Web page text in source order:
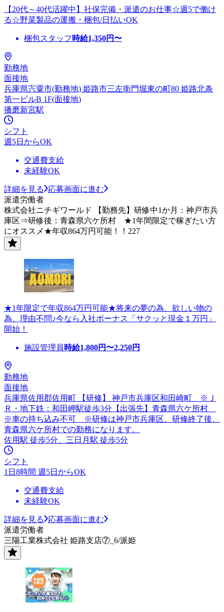
【20代～40代活躍中】社保完備・派遣のお仕事☆週5で働け
る☆野菜製品の運搬・梱包/日払いOK
梱包スタッフ 時給1,350円〜
勤務地
面接地
兵庫県宍粟市(勤務地) 姫路市三左衛門堀東の町80 姫路北条
第一ビルB 1F(面接地)
播磨新宮駅
シフト
週5日からOK
交通費支給
未経験OK
詳細を見る
応募画面に進む
派遣労働者
株式会社ニチギワールド 【勤務先】研修中1か月：神戸市兵
庫区⇒研修後：青森県六ケ所村 ★1年間限定で稼ぎたい方
にオススメ★年収864万円可能！！227
★1年限定で年収864万円可能★将来の夢の為、欲しい物の
為、理由不問♪今なら入社ボーナス「サクッと現金１万円」
開始！
施設管理員 時給1,800円〜2,250円
勤務地
面接地
兵庫県佐用郡佐用町 【研修】 神戸市兵庫区和田崎町 ※Ｊ
Ｒ・地下鉄：和田岬駅徒歩3分【出張先】青森県六ケ所村
※車の持ち込み不可 ※研修は神戸市兵庫区、研修終了後、
青森県六ケ所村での勤務になります。
佐用駅 徒歩5分、三日月駅 徒歩5分
シフト
1日8時間 週5日からOK
交通費支給
未経験OK
詳細を見る
応募画面に進む
派遣労働者
三陽工業株式会社 姫路支店⑦_6/派姫